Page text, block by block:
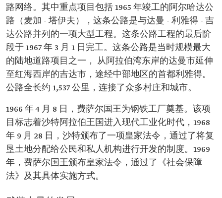
路网络。其中重点项目包括 1965 年竣工的阿尔哈达公
路（麦加 - 塔伊夫），这条公路是与达曼 - 利雅得 - 吉
达公路并列的一项大型工程。这条公路工程的最后阶
段于 1967 年 3 月 1 日完工。这条公路是当时规模最大
的陆地道路项目之一， 从阿拉伯湾东岸的达曼市延伸
至红海西岸的吉达市，途经中部地区的首都利雅得。
公路全长约 1,537 公里，连接了众多村庄和城市。
1966 年 4 月 8 日，费萨尔国王为钢铁工厂奠基。该项
目标志着沙特阿拉伯王国进入现代工业化时代，1968
年 9 月 28 日，沙特颁布了一项皇家法令，通过了将复
垦土地分配给公民和私人机构进行开发的制度。1969
年，费萨尔国王颁布皇家法令，通过了《社会保障
法》及其具体实施方式。